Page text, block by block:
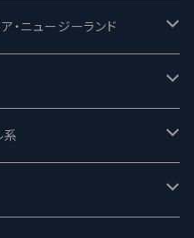
Brewing
アス
ン
グ
ン
ークネス
・ニュージーランド
ッジー
レーターズ
系